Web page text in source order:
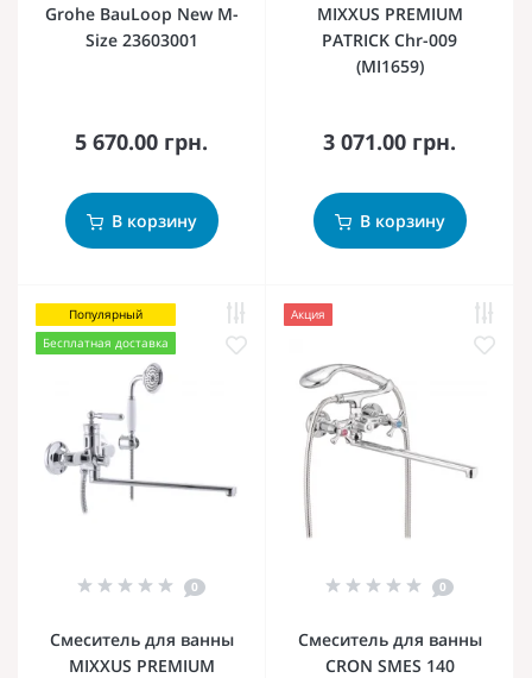
Grohe BauLoop New M-
Size 23603001
5 670.00 грн.
В корзину
MIXXUS PREMIUM
PATRICK Chr-009
(MI1659)
3 071.00 грн.
В корзину
Популярный
Бесплатная доставка
0
Смеситель для ванны
MIXXUS PREMIUM
Акция
0
Смеситель для ванны
CRON SMES 140